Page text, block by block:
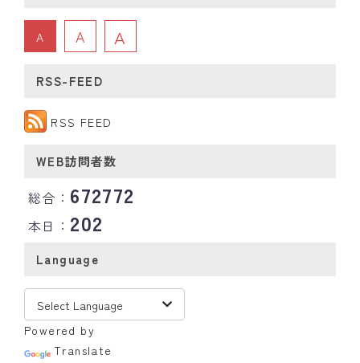
A A A
RSS-FEED
RSS FEED
WEB訪問者数
総合： 672772
本日： 202
Language
Powered by
Translate